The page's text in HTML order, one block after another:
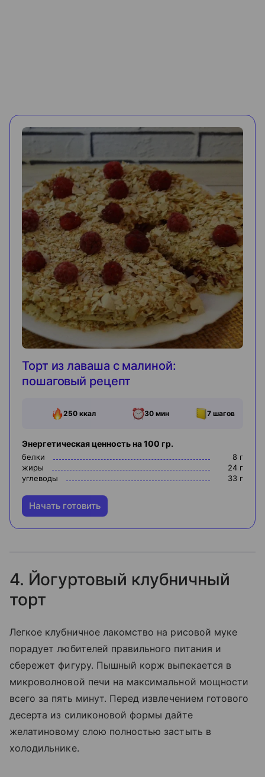
Торт из лаваша с малиной:
пошаговый рецепт
250ккал 30 мин 7 шагов
Энергетическая ценность на 100 гр.
белки 8 г
жиры
24 г
углеводы
33 г
Начать готовить
4. Йогуртовый клубничный
торт
Легкое клубничное лакомство на рисовой муке
порадует любителей правильного питания и
сбережет фигуру. Пышный корж выпекается в
микроволновой печи на максимальной мощности
всего за пять минут. Перед извлечением готового
десерта из силиконовой формы дайте
желатиновому слою полностью застыть в
холодильнике.